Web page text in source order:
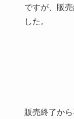
ですが、販
した。
販売終了か